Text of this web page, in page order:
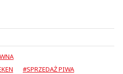
#SPRZEDAŻ PIWA